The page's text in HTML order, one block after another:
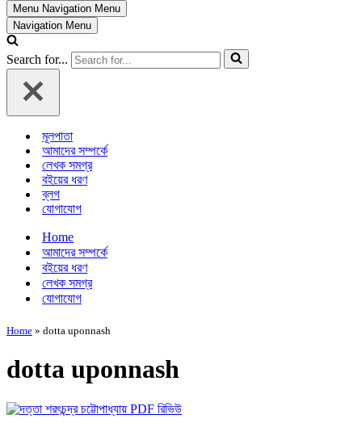
Menu Navigation Menu
Navigation Menu
Search for...
মূলপাতা
আমাদের সম্পর্কে
লেখক সমগ্র
বইয়ের ধরণ
ব্লগ
যোগাযোগ
Home
আমাদের সম্পর্কে
বইয়ের ধরণ
লেখক সমগ্র
যোগাযোগ
Home » dotta uponnash
dotta uponnash